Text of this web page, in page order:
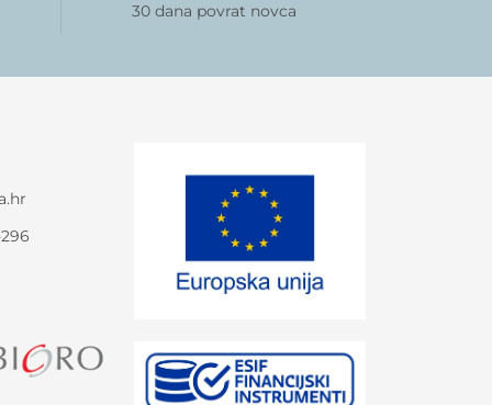
30 dana povrat novca